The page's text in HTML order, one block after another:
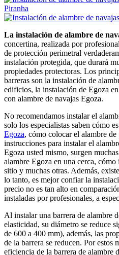
La instalación de alambre de
concertina, realizada por
de protección perimetral
instalación protegida, que durará
propiedades protectoras. Los
barreras son la instalación de
edificios, la instalación de Egoza
con alambre de navajas Egoza.
No recomendamos instalar el
solo los especialistas saben cómo
Egoza, cómo colocar el alambre de
instrucciones para instalar el
Egoza usted mismo, surgen
alambre Egoza en una cerca,
sitio y muchas otras. Además,
lo tanto, es mejor confiar la
precio no es tan alto en
instaladas por profesionales, a
Al instalar una barrera de alambre
elasticidad, su diámetro se reduce
de 600 a 400 mm), además, las
de la barrera se reducen. Por estos
eficiencia de la barrera de alambre